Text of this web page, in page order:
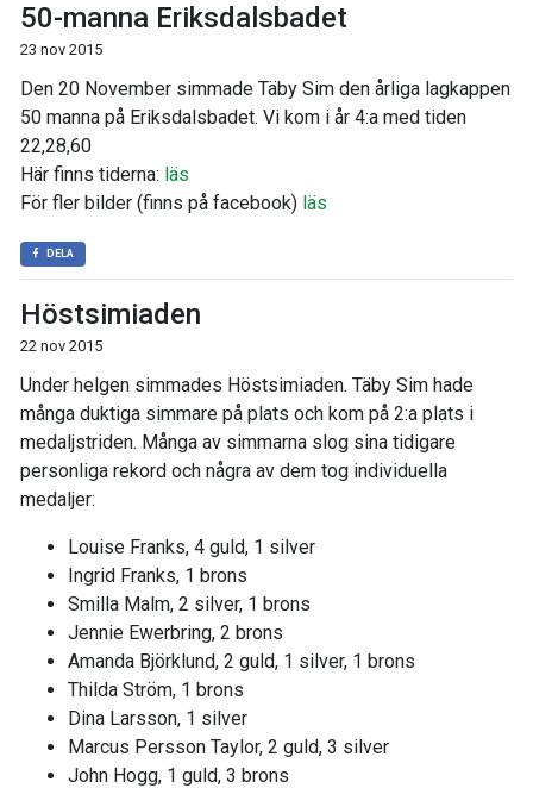
50-manna Eriksdalsbadet
23 nov 2015
Den 20 November simmade Täby Sim den årliga lagkappen
50 manna på Eriksdalsbadet. Vi kom i år 4:a med tiden
22,28,60
Här finns tiderna: läs
För fler bilder (finns på facebook) läs
DELA
Höstsimiaden
22 nov 2015
Under helgen simmades Höstsimiaden. Täby Sim hade
många duktiga simmare på plats och kom på 2:a plats i
medaljstriden. Många av simmarna slog sina tidigare
personliga rekord och några av dem tog individuella
medaljer:
Louise Franks, 4 guld, 1 silver
Ingrid Franks, 1 brons
Smilla Malm, 2 silver, 1 brons
Jennie Ewerbring, 2 brons
Amanda Björklund, 2 guld, 1 silver, 1 brons
Thilda Ström, 1 brons
Dina Larsson, 1 silver
Marcus Persson Taylor, 2 guld, 3 silver
John Hogg, 1 guld, 3 brons